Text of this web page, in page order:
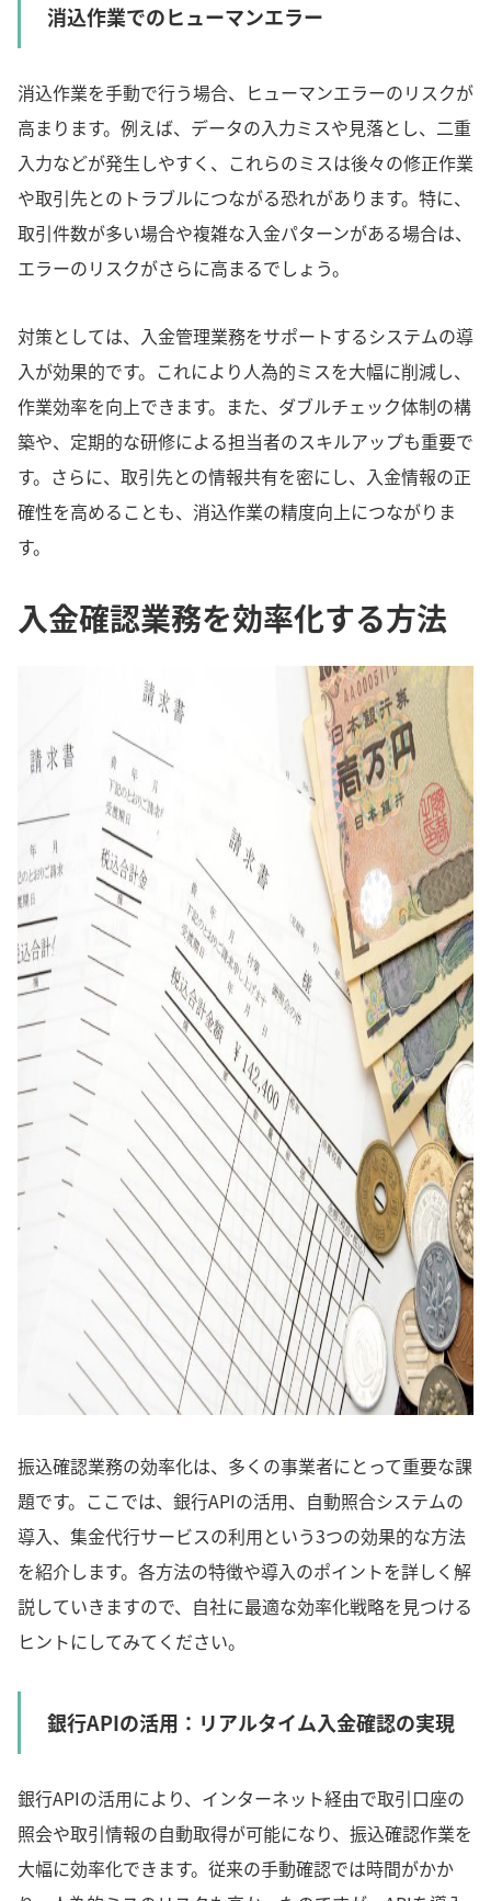
消込作業でのヒューマンエラー
消込作業を手動で行う場合、ヒューマンエラーのリスクが
高まります。例えば、データの入力ミスや見落とし、二重
入力などが発生しやすく、これらのミスは後々の修正作業
や取引先とのトラブルにつながる恐れがあります。特に、
取引件数が多い場合や複雑な入金パターンがある場合は、
エラーのリスクがさらに高まるでしょう。
対策としては、入金管理業務をサポートするシステムの導
入が効果的です。これにより人為的ミスを大幅に削減し、
作業効率を向上できます。また、ダブルチェック体制の構
築や、定期的な研修による担当者のスキルアップも重要で
す。さらに、取引先との情報共有を密にし、入金情報の正
確性を高めることも、消込作業の精度向上につながりま
す。
入金確認業務を効率化する方法
振込確認業務の効率化は、多くの事業者にとって重要な課
題です。ここでは、銀行APIの活用、自動照合システムの
導入、集金代行サービスの利用という3つの効果的な方法
を紹介します。各方法の特徴や導入のポイントを詳しく解
説していきますので、自社に最適な効率化戦略を見つける
ヒントにしてみてください。
銀行APIの活用：リアルタイム入金確認の実現
銀行APIの活用により、インターネット経由で取引口座の
照会や取引情報の自動取得が可能になり、振込確認作業を
大幅に効率化できます。従来の手動確認では時間がかか